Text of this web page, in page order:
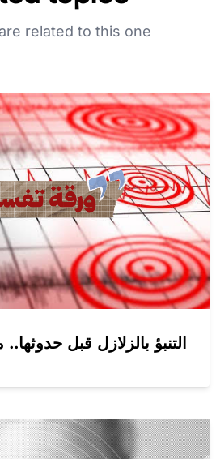
related to this one
التنبؤ بالزلازل قبل